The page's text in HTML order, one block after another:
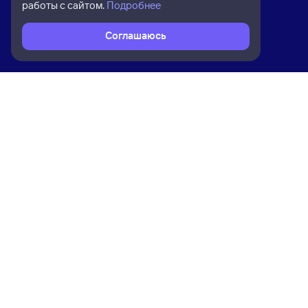
работы с сайтом. Подробнее
Соглашаюсь